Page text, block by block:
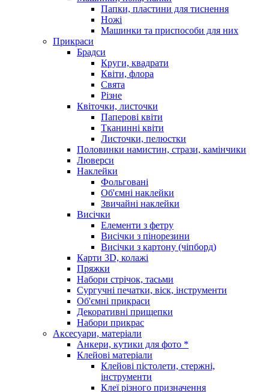
Папки, пластини для тиснення
Ножі
Машинки та приспособи для них
Прикраси
Брадси
Круги, квадрати
Квіти, флора
Свята
Різне
Квіточки, листочки
Паперові квіти
Тканинні квіти
Листочки, пелюстки
Половинки намистин, стрази, камінчики
Люверси
Наклейки
Фольговані
Об'ємні наклейки
Звичайні наклейки
Висічки
Елементи з фетру
Висічки з пінорезини
Висічки з картону (чіпборд)
Карти 3D, колажі
Пряжки
Набори стрічок, тасьми
Сургучні печатки, віск, інструменти
Об'ємні прикраси
Декоративні прищепки
Набори прикрас
Аксесуари, матеріали
Анкери, кутики для фото *
Клейові матеріали
Клейові пістолети, стержні,
інструменти
Клеї різного призначення